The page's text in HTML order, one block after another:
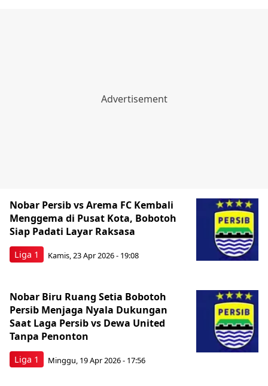
Liga 1
Nobar Persib vs Arema FC Kembali
Menggema di Pusat Kota, Bobotoh
Siap Padati Layar Raksasa
Kamis, 23 Apr 2026 - 19:08
Liga 1
Nobar Biru Ruang Setia Bobotoh
Persib Menjaga Nyala Dukungan
Saat Laga Persib vs Dewa United
Tanpa Penonton
Minggu, 19 Apr 2026 - 17:56